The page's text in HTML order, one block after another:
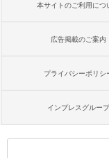
本サイトのご利用につ
広告掲載のご案内
プライバシーポリシ
インプレスグループ